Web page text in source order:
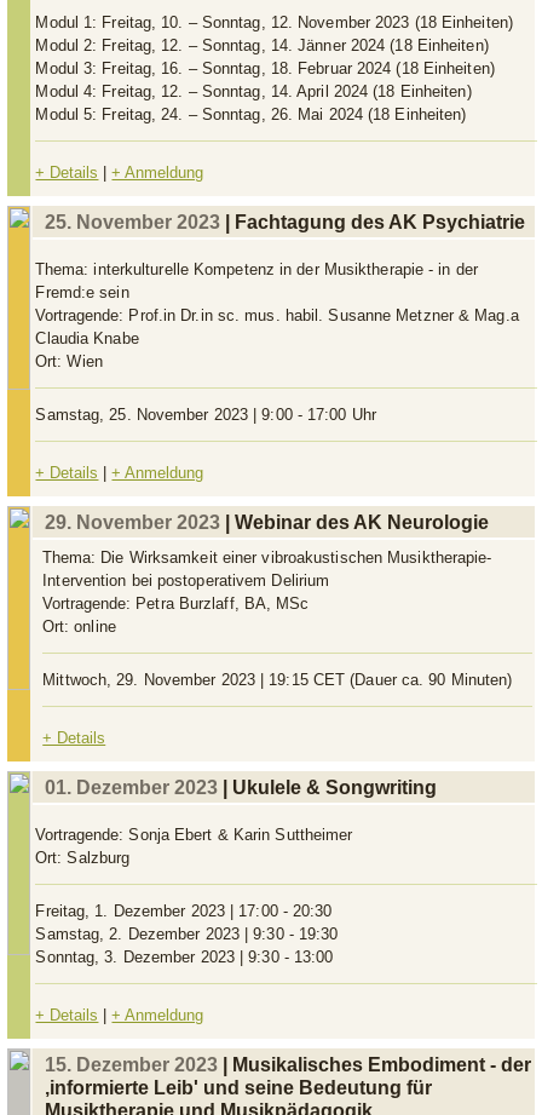
Modul 1: Freitag, 10. – Sonntag, 12. November 2023 (18 Einheiten)
Modul 2: Freitag, 12. – Sonntag, 14. Jänner 2024 (18 Einheiten)
Modul 3: Freitag, 16. – Sonntag, 18. Februar 2024 (18 Einheiten)
Modul 4: Freitag, 12. – Sonntag, 14. April 2024 (18 Einheiten)
Modul 5: Freitag, 24. – Sonntag, 26. Mai 2024 (18 Einheiten)
+ Details |+ Anmeldung
25. November 2023 | Fachtagung des AK Psychiatrie
Thema:interkulturelle Kompetenz in der Musiktherapie - in der
Fremd:e sein
Vortragende: Prof.in Dr.in sc. mus. habil. Susanne Metzner & Mag.a
Claudia Knabe
Ort:Wien
Samstag, 25. November 2023 | 9:00 - 17:00 Uhr
+ Details |+ Anmeldung
29. November 2023 | Webinar des AK Neurologie
Thema: Die Wirksamkeit einer vibroakustischen Musiktherapie-
Intervention bei postoperativem Delirium
Vortragende: Petra Burzlaff, BA, MSc
Ort:online
Mittwoch, 29. November 2023 | 19:15 CET (Dauer ca. 90 Minuten)
+ Details
01. Dezember 2023 | Ukulele & Songwriting
Vortragende:Sonja Ebert & Karin Suttheimer
Ort:Salzburg
Freitag, 1. Dezember 2023 | 17:00 - 20:30
Samstag, 2. Dezember 2023 | 9:30 - 19:30
Sonntag, 3. Dezember 2023 | 9:30 - 13:00
+ Details |+ Anmeldung
15. Dezember 2023 | Musikalisches Embodiment - der
‚informierte Leib' und seine Bedeutung für
Musiktherapie und Musikpädagogik